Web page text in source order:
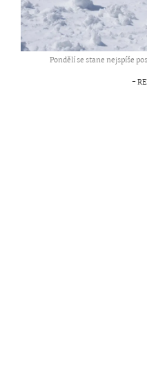
Pondělí se stane nejspíše